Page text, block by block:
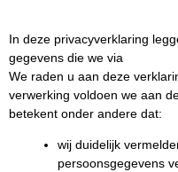
In deze privacyverklaring
gegevens die we via
We raden u aan deze
verwerking voldoen we aan
betekent onder andere dat:
wij duidelijk
persoonsgegevens